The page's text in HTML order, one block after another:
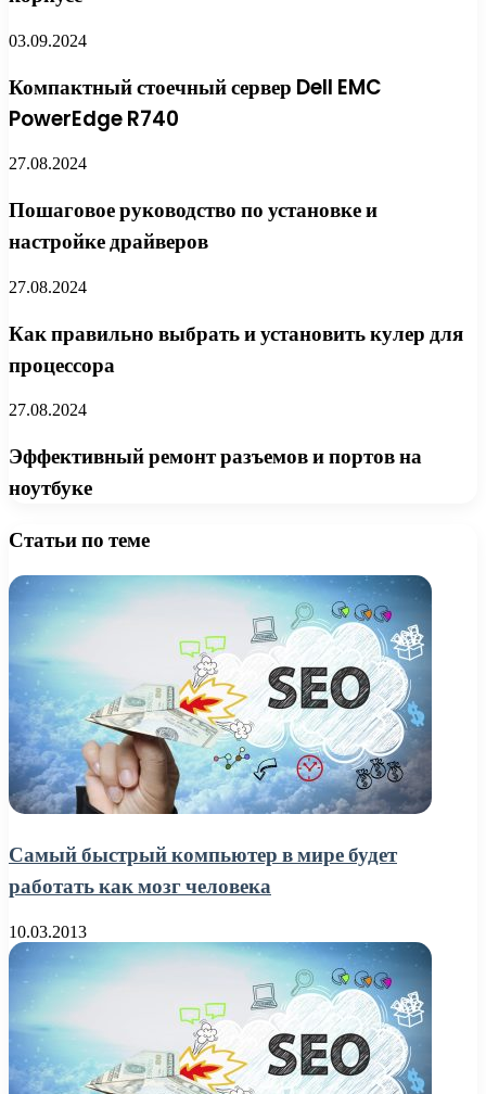
03.09.2024
Компактный стоечный сервер Dell EMC
PowerEdge R740
27.08.2024
Пошаговое руководство по установке и
настройке драйверов
27.08.2024
Как правильно выбрать и установить кулер для
процессора
27.08.2024
Эффективный ремонт разъемов и портов на
ноутбуке
Статьи по теме
Самый быстрый компьютер в мире будет
работать как мозг человека
10.03.2013